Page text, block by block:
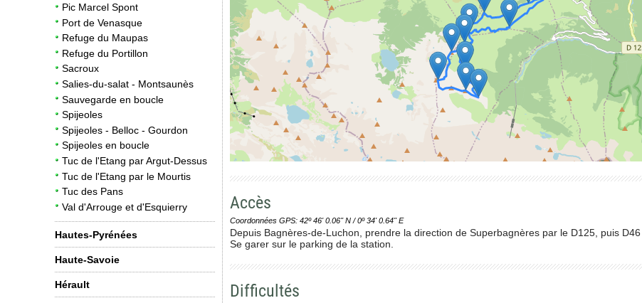
Pic Marcel Spont
Port de Venasque
Refuge du Maupas
Refuge du Portillon
Sacroux
Salies-du-salat - Montsaunès
Sauvegarde en boucle
Spijeoles
Spijeoles - Belloc - Gourdon
Spijeoles en boucle
Tuc de l'Etang par Argut-Dessus
Tuc de l'Etang par le Mourtis
Tuc des Pans
Val d'Arrouge et d'Esquierry
Hautes-Pyrénées
Haute-Savoie
Hérault
Accès
Coordonnées GPS: 42º 46' 0.06'' N / 0º 34' 0.64'' E
Depuis Bagnères-de-Luchon, prendre la direction de Superbagnères par le D125, puis D46
Se garer sur le parking de la station.
Difficultés